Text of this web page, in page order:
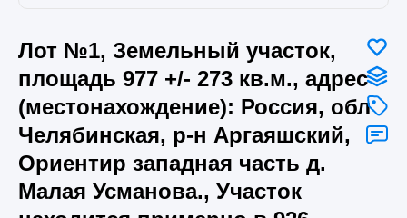
Лот №1, Земельный участок,
площадь 977 +/- 273 кв.м., адрес
(местонахождение): Россия, обл
Челябинская, р-н Аргаяшский,
Ориентир западная часть д.
Малая Усманова., Участок